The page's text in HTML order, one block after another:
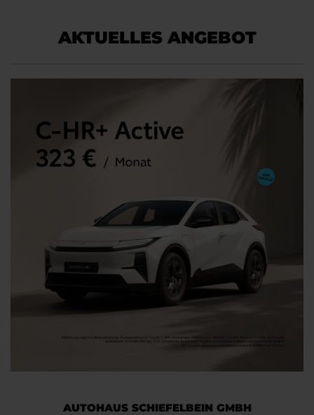
AKTUELLES ANGEBOT
AUTOHAUS SCHIEFELBEIN GMBH